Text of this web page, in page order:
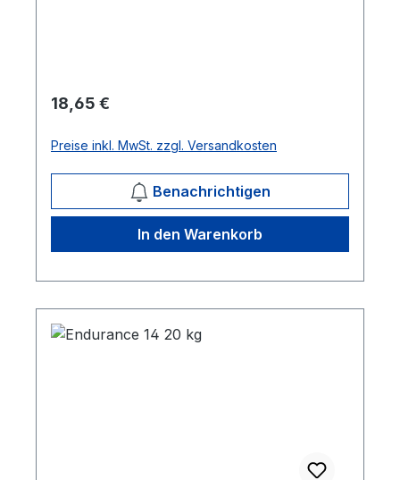
Informationen
Regulärer Preis:
18,65 €
Preise inkl. MwSt. zzgl. Versandkosten
Benachrichtigen
In den Warenkorb